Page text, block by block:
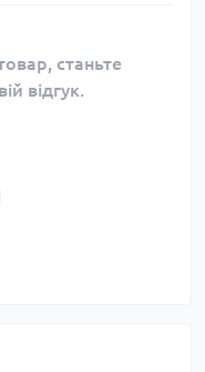
станьте
відгук.